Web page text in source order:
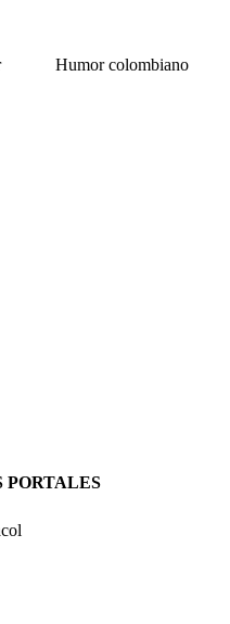
Humor colombiano
PORTALES